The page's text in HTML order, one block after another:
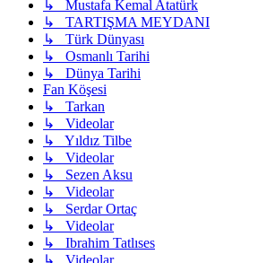
↳ Mustafa Kemal Atatürk
↳ TARTIŞMA MEYDANI
↳ Türk Dünyası
↳ Osmanlı Tarihi
↳ Dünya Tarihi
Fan Köşesi
↳ Tarkan
↳ Videolar
↳ Yıldız Tilbe
↳ Videolar
↳ Sezen Aksu
↳ Videolar
↳ Serdar Ortaç
↳ Videolar
↳ Ibrahim Tatlıses